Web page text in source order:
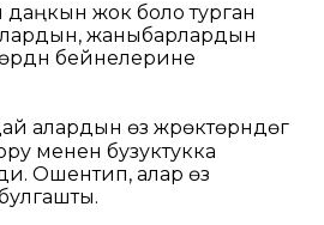
жок боло турган
жаныбарлардын
бейнелерине
алардын өз жүрөктөрүндөгү
менен бузуктукка
Ошентип, алар өз